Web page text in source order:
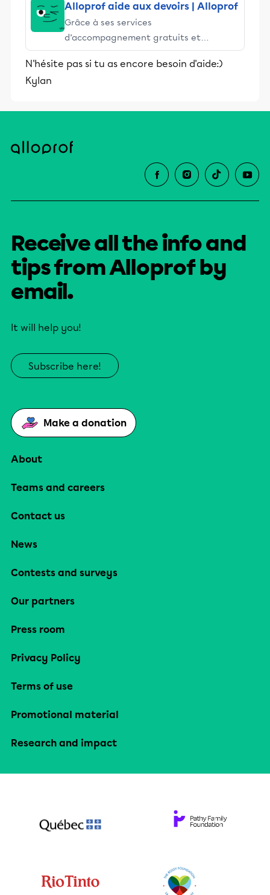
Alloprof aide aux devoirs | Alloprof
Grâce à ses services
d’accompagnement gratuits et
stimulants, Alloprof engage les élèves
et leurs parents dans la réussite
N'hésite pas si tu as encore besoin d'aide:)
Kylan
Receive all the info and
tips from Alloprof by
email.
It will help you!
Subscribe here!
Make a donation
About
Teams and careers
Contact us
News
Contests and surveys
Our partners
Press room
Privacy Policy
Terms of use
Promotional material
Research and impact